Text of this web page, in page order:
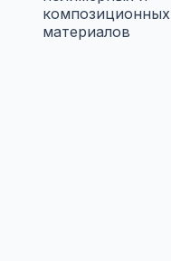
композиционных
материалов